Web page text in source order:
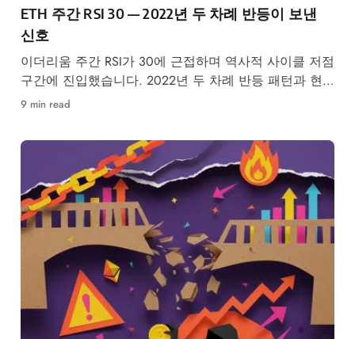
ETH 주간 RSI 30 — 2022년 두 차례 반등이 보낸
신호
이더리움 주간 RSI가 30에 근접하며 역사적 사이클 저점
구간에 진입했습니다. 2022년 두 차례 반등 패턴과 현
재 온체인 데이터를 비교 분석합니다.
9 min read